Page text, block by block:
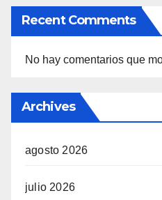
Recent Comments
No hay comentarios que
Archives
agosto 2026
julio 2026